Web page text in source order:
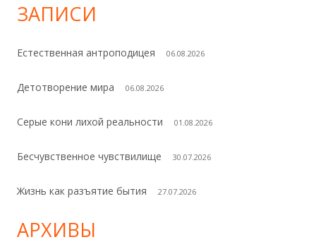
ЗАПИСИ
Естественная антроподицея 06.08.2026
Детотворение мира 06.08.2026
Серые кони лихой реальности 01.08.2026
Бесчувственное чувствилище 30.07.2026
Жизнь как разъятие бытия 27.07.2026
АРХИВЫ